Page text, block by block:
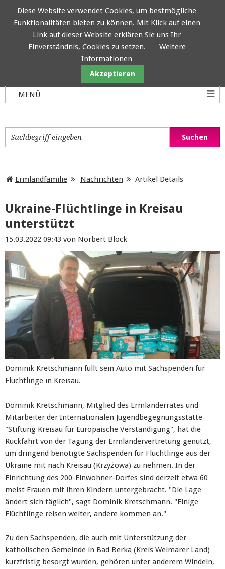
Ermlandfamilie Nachrichten Artikel Details
Ukraine-Flüchtlinge in Kreisau
unterstützt
15.03.2022 09:43 von Norbert Block
Dominik Kretschmann füllt sein Auto mit Sachspenden für
Flüchtlinge in Kreisau.
Dominik Kretschmann, Mitglied des Ermländerrates und
Mitarbeiter der Internationalen Jugendbegegnungsstätte
"Stiftung Kreisau für Europäische Verständigung", hat die
Rückfahrt von der Tagung der Ermländervertretung genutzt,
um dringend benötigte Sachspenden für Flüchtlinge aus der
Ukraine mit nach Kreisau (Krzyżowa) zu nehmen. In der
Einrichtung des 200-Einwohner-Dorfes sind derzeit etwa 60
meist Frauen mit ihren Kindern untergebracht. "Die Lage
ändert sich täglich", sagt Dominik Kretschmann. "Einige
Flüchtlinge reisen weiter, andere kommen an."
Zu den Sachspenden, die auch mit Unterstützung der
katholischen Gemeinde in Bad Berka (Kreis Weimarer Land)
kurzfristig besorgt wurden, gehören unter anderem Windeln,
Diese Website verwendet Cookies, um bestmögliche
Funktionalitäten bieten zu können. Mit Klick auf einen
Link auf dieser Website erklären Sie uns Ihr
Einverständnis, Cookies zu setzen.
Weitere
Informationen
Akzeptieren